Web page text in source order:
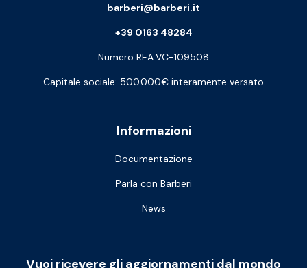
Informazioni
Documentazione
Parla con Barberi
News
barberi@barberi.it
+39 0163 48284
Numero REA:VC-109508
Capitale sociale: 500.000€ interamente versato
Vuoi ricevere gli aggiornamenti dal mondo